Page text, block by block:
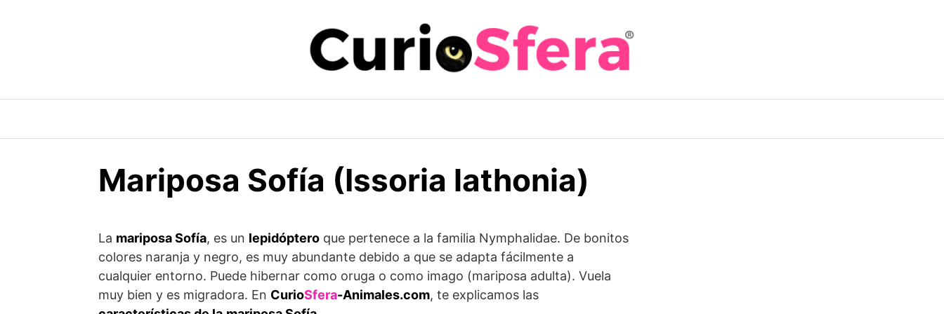
Mariposa Sofía (Issoria lathonia)
La mariposa Sofía, es un lepidóptero que pertenece a la familia Nymphalidae. De bonitos
colores naranja y negro, es muy abundante debido a que se adapta fácilmente a
cualquier entorno. Puede hibernar como oruga o como imago (mariposa adulta). Vuela
muy bien y es migradora. En CurioSfera-Animales.com, te explicamos las